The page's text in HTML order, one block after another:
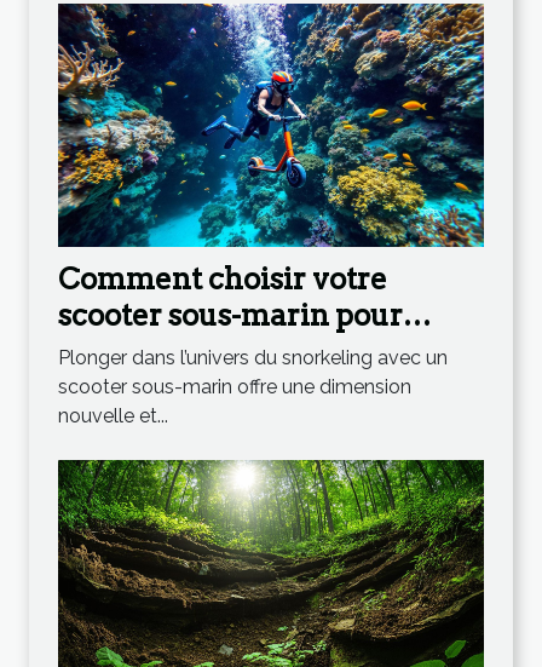
Comment choisir votre
scooter sous-marin pour
maximiser votre expérience
en snorkeling ?
Plonger dans l’univers du snorkeling avec un
scooter sous-marin offre une dimension
nouvelle et...